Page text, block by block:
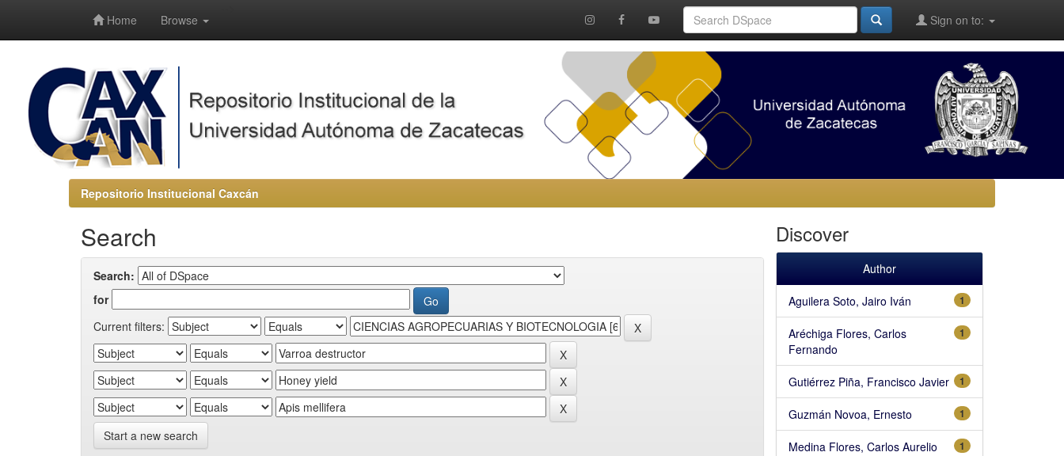
Home Browse Sign on to:
Repositorio Institucional Caxcán
Search
Search:
for
Current filters:
Start a new search
Discover
Author
1
Aguilera Soto, Jairo Iván
1
Aréchiga Flores, Carlos
Fernando
1
Gutiérrez Piña, Francisco Javier
1
Guzmán Novoa, Ernesto
1
Medina Flores, Carlos Aurelio